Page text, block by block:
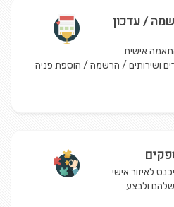
/ עדכון
אישית
ושירותים / הרשמה / הוספת פניה
לאיזור אישי
שלהם ולבצע